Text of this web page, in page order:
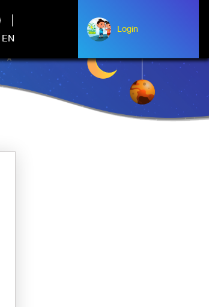
EN
Login
Albert Einstein